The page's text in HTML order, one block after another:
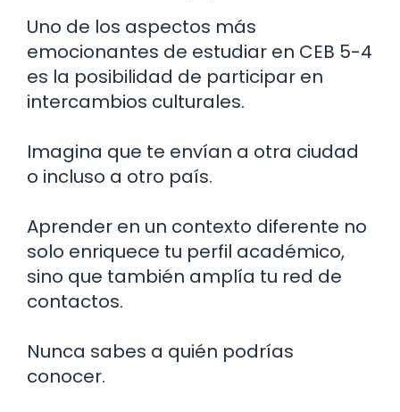
Uno de los aspectos más
emocionantes de estudiar en CEB 5-4
es la posibilidad de participar en
intercambios culturales.
Imagina que te envían a otra ciudad
o incluso a otro país.
Aprender en un contexto diferente no
solo enriquece tu perfil académico,
sino que también amplía tu red de
contactos.
Nunca sabes a quién podrías
conocer.